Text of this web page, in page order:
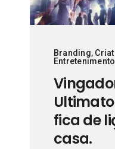
Branding,
Entretenimento
fica de
casa.